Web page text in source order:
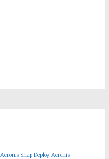
Acronis Snap Deploy Acronis